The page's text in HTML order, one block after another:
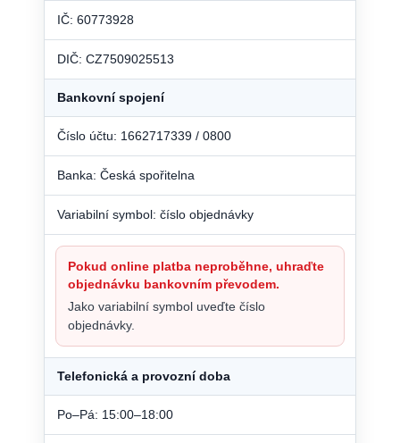
IČ: 60773928
DIČ: CZ7509025513
Bankovní spojení
Číslo účtu: 1662717339 / 0800
Banka: Česká spořitelna
Variabilní symbol: číslo objednávky
Pokud online platba neproběhne, uhraďte
objednávku bankovním převodem.
Jako variabilní symbol uveďte číslo
objednávky.
Telefonická a provozní doba
Po–Pá: 15:00–18:00